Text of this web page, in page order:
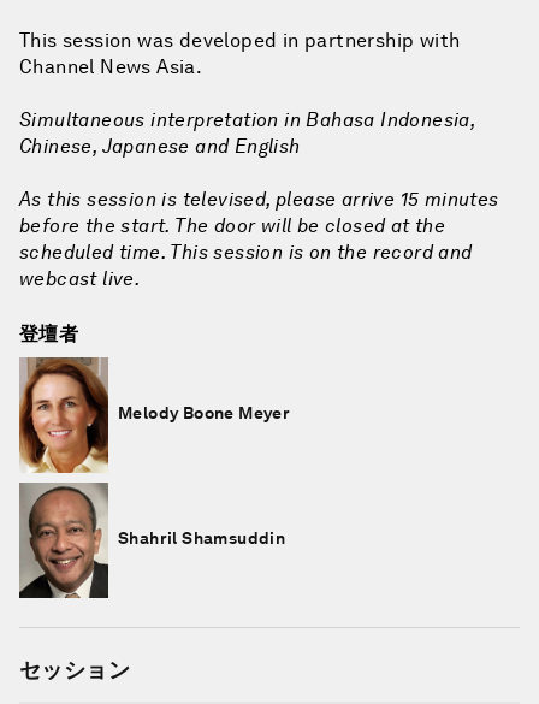
This session was developed in partnership with
Channel News Asia.
Simultaneous interpretation in Bahasa Indonesia,
Chinese, Japanese and English
As this session is televised, please arrive 15 minutes
before the start. The door will be closed at the
scheduled time. This session is on the record and
webcast live.
登壇者
Melody Boone Meyer
Shahril Shamsuddin
セッション